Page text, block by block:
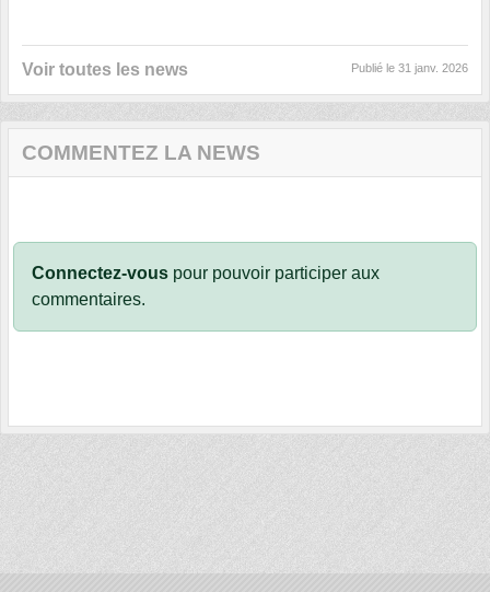
Voir toutes les news Publié le 31 janv. 2026
COMMENTEZ LA NEWS
Connectez-vous pour pouvoir participer aux
commentaires.